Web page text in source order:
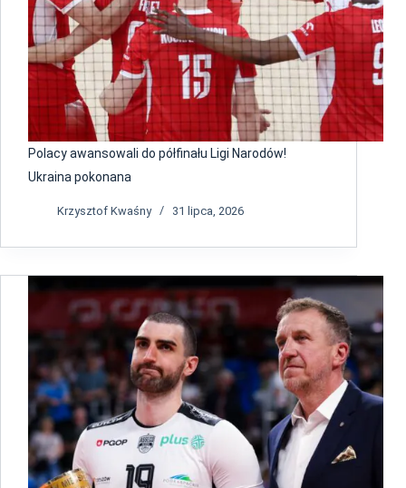
Polacy awansowali do półfinału Ligi Narodów!
Ukraina pokonana
Krzysztof Kwaśny 31 lipca, 2026